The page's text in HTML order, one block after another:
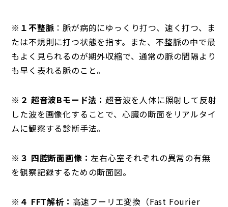
※１不整脈 ：脈が病的にゆっくり打つ、速く打つ、ま
たは不規則に打つ状態を指す。また、不整脈の中で最
もよく見られるのが期外収縮で、通常の脈の間隔より
も早く表れる脈のこと。
※２ 超音波Bモード法：超音波を人体に照射して反射
した波を画像化することで、心臓の断面をリアルタイ
ムに観察する診断手法。
※３ 四腔断面画像：左右心室それぞれの異常の有無
を観察記録するための断面図。
※４ FFT解析： 高速フーリエ変換（Fast Fourier